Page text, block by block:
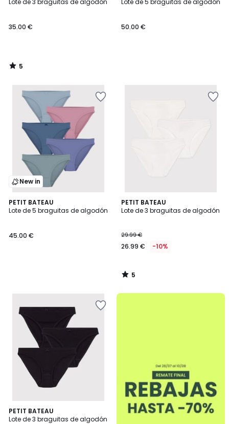
Lote de 3 braguitas de algodón
€.
35.00 €
5
/
Lote de 5 braguitas de algodón
50.00 €
New in
PETIT BATEAU
Lote de 5 braguitas de algodón
45.00 €
PETIT BATEAU
Lote de 3 braguitas de algodón
29.99 €
26.99 € -10%
5
/
5
/
PETIT BATEAU
Lote de 3 braguitas de algodón
.